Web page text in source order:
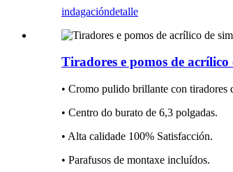
indagacióndetalle
Tiradores e pomos de
• Cromo pulido brillante con tiradores
• Centro do burato de 6,3 polgadas.
• Alta calidade 100% Satisfacción.
• Parafusos de montaxe incluídos.